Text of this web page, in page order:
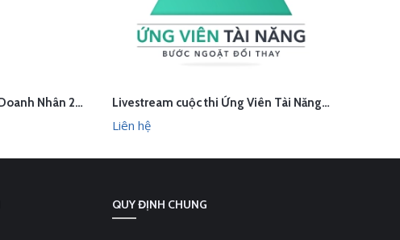
XEM NHANH
Livestream Hành Trình Doanh Nhân 2023 LIÊN HỆ XEM NHANH
Livestream cuộc thi Ứng Viên Tài Năng tại Đại học Ngoại Thương
Liên hệ
QUY ĐỊNH CHUNG